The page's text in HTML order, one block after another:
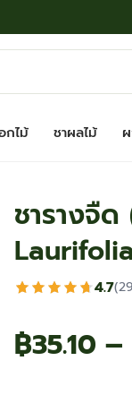
กไม้ ชาผลไม้
ชารางจื
4.7
฿35.10 –